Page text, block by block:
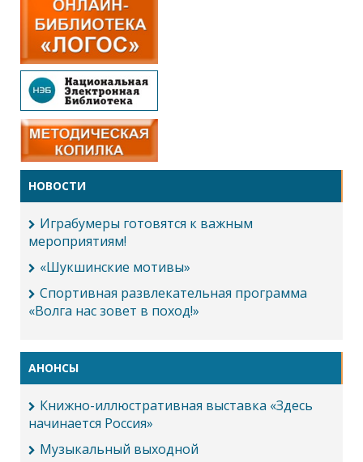
НОВОСТИ
Играбумеры готовятся к важным
мероприятиям!
«Шукшинские мотивы»
Спортивная развлекательная программа
«Волга нас зовет в поход!»
АНОНСЫ
Книжно-иллюстративная выставка «Здесь
начинается Россия»
Музыкальный выходной